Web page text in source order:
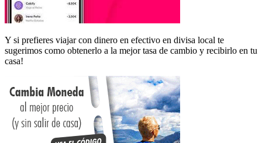
Y si prefieres viajar con dinero en efectivo en divisa local te
sugerimos como obtenerlo a la mejor tasa de cambio y recibirlo en tu
casa!